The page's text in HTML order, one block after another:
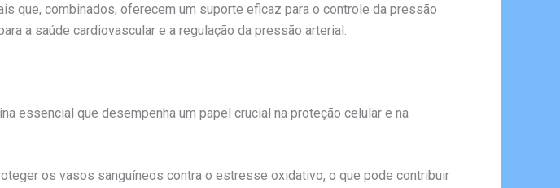
que, combinados, oferecem um suporte eficaz para o controle da pressão
a saúde cardiovascular e a regulação da pressão arterial.
essencial que desempenha um papel crucial na proteção celular e na
os vasos sanguíneos contra o estresse oxidativo, o que pode contribuir